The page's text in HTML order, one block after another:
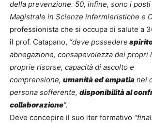
della prevenzione. 50, infine, sono i
Magistrale in Scienze infermieristiche e
professionista che si occupa di salute a
il prof. Catapano, “deve possedere
abnegazione, consapevolezza dei propri
proprie risorse, capacità di ascolto e
comprensione, umanità ed empatia nei
persona sofferente, disponibilità al
collaborazione”.
Deve concepire il suo iter formativo